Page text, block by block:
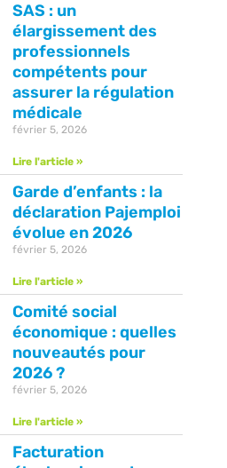
SAS : un
élargissement des
professionnels
compétents pour
assurer la régulation
médicale
février 5, 2026
Lire l'article »
Garde d’enfants : la
déclaration Pajemploi
évolue en 2026
février 5, 2026
Lire l'article »
Comité social
économique : quelles
nouveautés pour
2026 ?
février 5, 2026
Lire l'article »
Facturation